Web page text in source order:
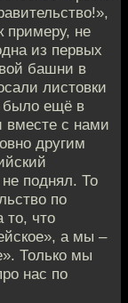
примеру, не
из первых
башни в
листовки
было ещё в
вместе с нами
другим
поднял. То
по
то, что
а мы –
Только мы
нас по